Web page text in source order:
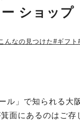
ショップ
んなの見つけた#ギフト
ル」で知られる大
面にあるのはご存